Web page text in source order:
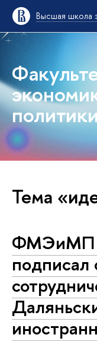
Высшая школа
Тема
подписал